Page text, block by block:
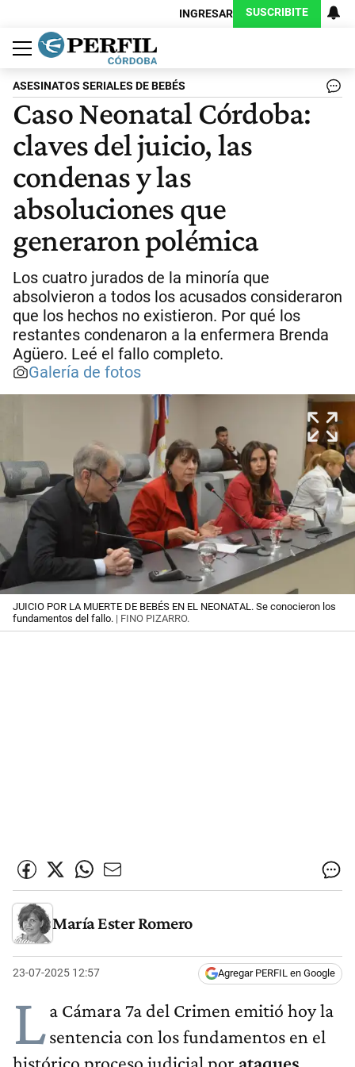
INGRESAR SUSCRIBITE
Política
Economía
Judiciales
Sociedad
Cultura
Espectáculos
Deportes
Protagonistas
ASESINATOS SERIALES DE BEBÉS
Caso Neonatal Córdoba:
claves del juicio, las
condenas y las
absoluciones que
generaron polémica
Los cuatro jurados de la minoría que
absolvieron a todos los acusados consideraron
que los hechos no existieron. Por qué los
restantes condenaron a la enfermera Brenda
Agüero. Leé el fallo completo.
Galería de fotos
JUICIO POR LA MUERTE DE BEBÉS EN EL NEONATAL. Se conocieron los
fundamentos del fallo. | FINO PIZARRO.
María Ester Romero
23-07-2025 12:57 Agregar PERFIL en Google
La Cámara 7a del Crimen emitió hoy la
sentencia con los fundamentos en el